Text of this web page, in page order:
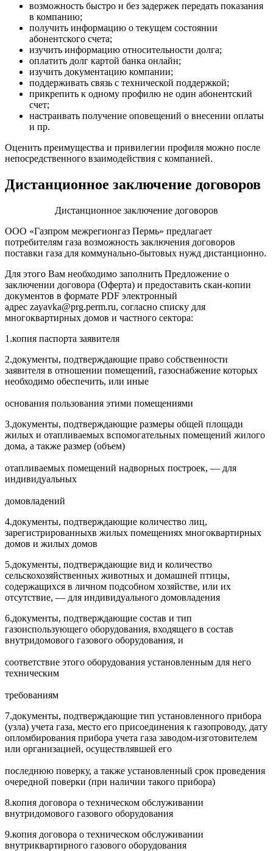
возможность быстро и без задержек передать показания
в компанию;
получить информацию о текущем состоянии
абонентского счета;
изучить информацию относительности долга;
оплатить долг картой банка онлайн;
изучить документацию компании;
поддерживать связь с технической поддержкой;
прикрепить к одному профилю не один абонентский
счет;
настраивать получение оповещений о внесении оплаты
и пр.
Оценить преимущества и привилегии профиля можно после
непосредственного взаимодействия с компанией.
Дистанционное заключение договоров
Дистанционное заключение договоров
ООО «Газпром межрегионгаз Пермь» предлагает
потребителям газа возможность заключения договоров
поставки газа для коммунально-бытовых нужд дистанционно.
Для этого Вам необходимо заполнить Предложение о
заключении договора (Оферта) и предоставить скан-копии
документов в формате PDF электронный
адрес zayavka@prg.perm.ru, согласно списку для
многоквартирных домов и частного сектора:
1.копия паспорта заявителя
2.документы, подтверждающие право собственности
заявителя в отношении помещений, газоснабжение которых
необходимо обеспечить, или иные
основания пользования этими помещениями
3.документы, подтверждающие размеры общей площади
жилых и отапливаемых вспомогательных помещений жилого
дома, а также размер (объем)
отапливаемых помещений надворных построек, — для
индивидуальных
домовладений
4.документы, подтверждающие количество лиц,
зарегистрированныхв жилых помещениях многоквартирных
домов и жилых домов
5.документы, подтверждающие вид и количество
сельскохозяйственных животных и домашней птицы,
содержащихся в личном подсобном хозяйстве, или их
отсутствие, — для индивидуального домовладения
6.документы, подтверждающие состав и тип
газоиспользующего оборудования, входящего в состав
внутридомового газового оборудования, и
соответствие этого оборудования установленным для него
техническим
требованиям
7.документы, подтверждающие тип установленного прибора
(узла) учета газа, место его присоединения к газопроводу, дату
опломбирования прибора учета газа заводом-изготовителем
или организацией, осуществлявшей его
последнюю поверку, а также установленный срок проведения
очередной поверки (при наличии такого прибора)
8.копия договора о техническом обслуживании
внутридомового газового оборудования
9.копия договора о техническом обслуживании
внутриквартирного газового оборудования